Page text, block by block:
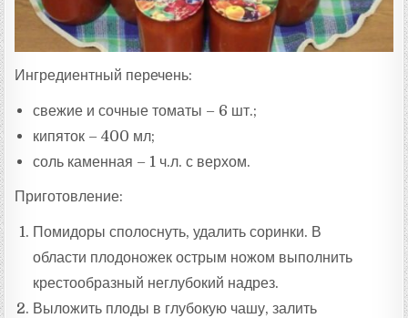
Ингредиентный перечень:
свежие и сочные томаты – 6 шт.;
кипяток – 400 мл;
соль каменная – 1 ч.л. с верхом.
Приготовление:
Помидоры сполоснуть, удалить соринки. В
области плодоножек острым ножом выполнить
крестообразный неглубокий надрез.
Выложить плоды в глубокую чашу, залить